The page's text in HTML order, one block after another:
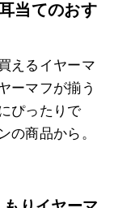
当てのおす
えるイヤーマ
ーマフが揃う
ぴったりで
の商品から。